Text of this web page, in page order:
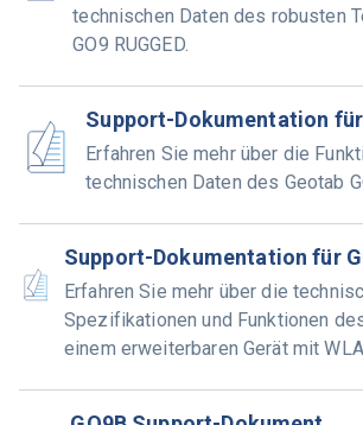
technischen Daten des robusten
GO9 RUGGED.
Support-Dokumentation
Erfahren Sie mehr über die
technischen Daten des Geotab
Support-Dokumentation für
Erfahren Sie mehr über die
Spezifikationen und Funktionen
einem erweiterbaren Gerät mit